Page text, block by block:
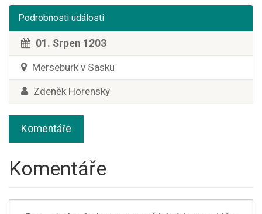
Podrobnosti události
01. Srpen 1203
Merseburk v Sasku
Zdeněk Horenský
Komentáře
Komentáře